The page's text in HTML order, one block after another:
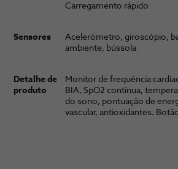
Carregamento rápido
Sensores
Acelerómetro, giroscópio,
ambiente, bússola
Detalhe de
produto
Monitor de frequência
BIA, SpO2 contínua,
do sono, pontuação de
vascular, antioxidantes.